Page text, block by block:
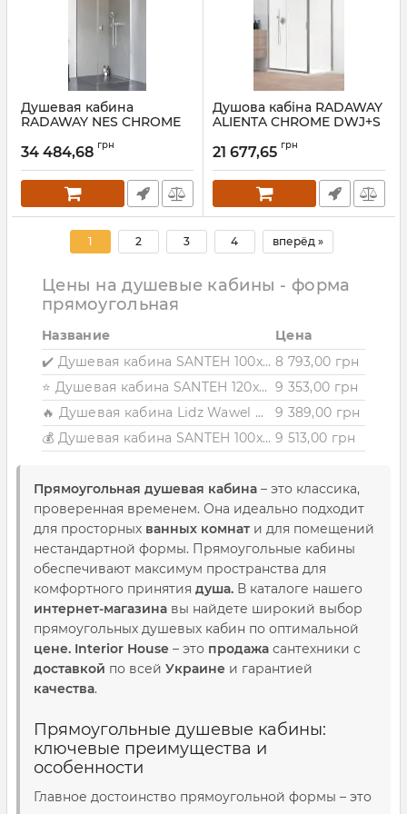
Душевая кабина
RADAWAY NES CHROME
Артикул:10022090-01-
34 484,68 грн
Душова кабіна RADAWAY
ALIENTA CHROME DWJ+S
Артикул:10260100-01-
21 677,65 грн
1 2 3 4 вперёд »
Цены на душевые кабины - форма
прямоугольная
Название
Цена
✔️ Душевая кабина SANTEH 100x80 черная, без поддона 32180 8 793,00 грн
⭐ Душевая кабина SANTEH 120x80 черная, без поддона 32280 9 353,00 грн
🔥 Душевая кабина Lidz Wawel SC100x80.SAT.LOW.FR, стекло Frost 5 мм без поддона
9 389,00 грн
💰 Душевая кабина SANTEH 100x80 черная, без поддона 38810 9 513,00 грн
Прямоугольная душевая кабина – это классика,
проверенная временем. Она идеально подходит
для просторных ванных комнат и для помещений
нестандартной формы. Прямоугольные кабины
обеспечивают максимум пространства для
комфортного принятия душа. В каталоге нашего
интернет-магазина вы найдете широкий выбор
прямоугольных душевых кабин по оптимальной
цене. Interior House – это продажа сантехники с
доставкой по всей Украине и гарантией
качества.
Прямоугольные душевые кабины:
ключевые преимущества и
особенности
Главное достоинство прямоугольной формы – это